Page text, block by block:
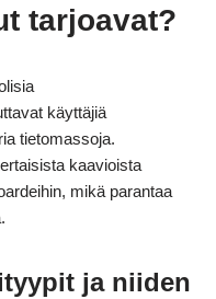
tarjoavat?
käyttäjiä
tietomassoja.
kaavioista
mikä parantaa
ja niiden